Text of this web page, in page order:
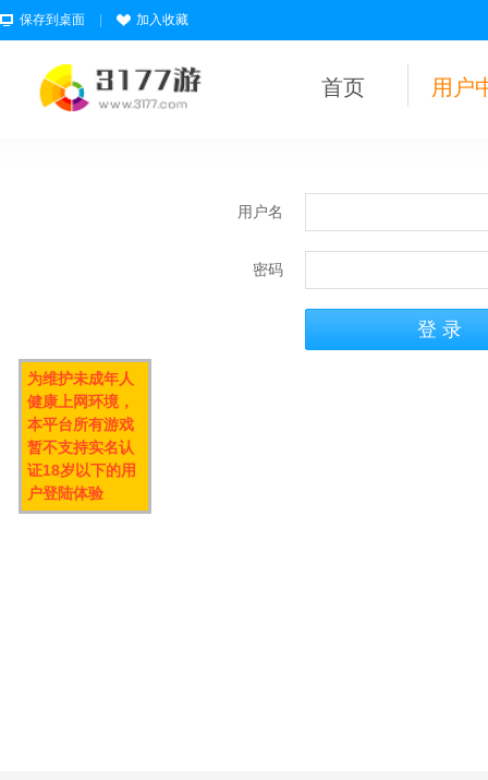
保存到桌面 加入收藏
首页 用户
用户名
密码
为维护未成年人
健康上网环境，
本平台所有游戏
暂不支持实名认
证18岁以下的用
户登陆体验